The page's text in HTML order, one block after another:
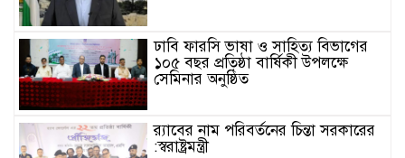
ঢাবি ফারসি ভাষা ও সাহিত্য বিভাগের
১০৫ বছর প্রতিষ্ঠা বার্ষিকী উপলক্ষে
সেমিনার অনুষ্ঠিত
র‌্যাবের নাম পরিবর্তনের চিন্তা সরকারের
:স্বরাষ্ট্রমন্ত্রী